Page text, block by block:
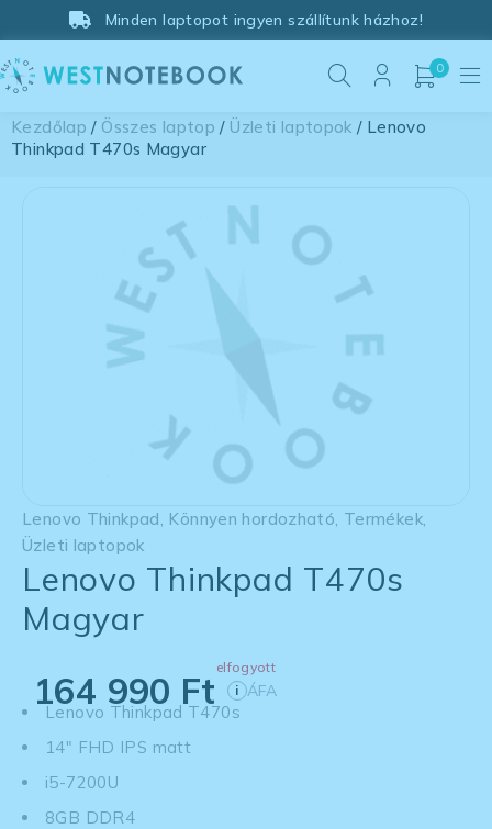
Minden laptopot ingyen szállítunk házhoz!
0
Kezdőlap / Összes laptop / Üzleti laptopok / Lenovo
Thinkpad T470s Magyar
Lenovo Thinkpad Könnyen hordozható Termékek,
Üzleti laptopok
Lenovo Thinkpad T470s
Magyar
elfogyott
164 990 Ft i ÁFA
Lenovo Thinkpad T470s
14" FHD IPS matt
i5-7200U
8GB DDR4